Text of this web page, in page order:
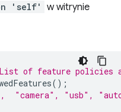
'self' w witrynie
of feature policies
();
"camera", "usb",